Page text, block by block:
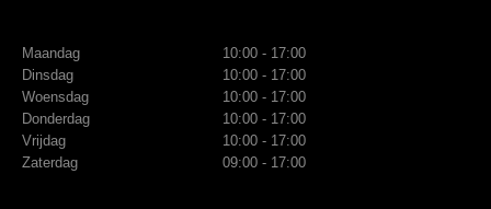
Maandag
10:00 - 17:00
Dinsdag
10:00 - 17:00
Woensdag
10:00 - 17:00
Donderdag
10:00 - 17:00
Vrijdag
10:00 - 17:00
Zaterdag
09:00 - 17:00